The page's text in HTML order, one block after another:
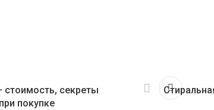
секреты
покупке